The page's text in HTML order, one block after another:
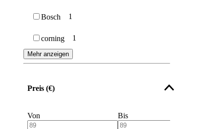
Bosch 1
corning 1
Mehr anzeigen
Preis (€)
Von Bis